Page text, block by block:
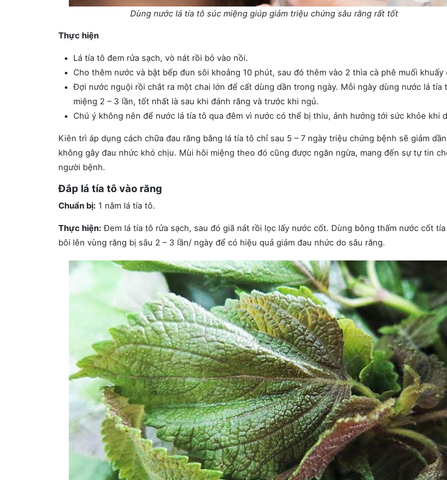
Dùng nước lá tía tô súc miệng giúp giảm triệu chứng sâu răng rất tốt
Thực hiện
Lá tía tô đem rửa sạch, vò nát rồi bỏ vào nồi.
Cho thêm nước và bật bếp đun sôi khoảng 10 phút, sau đó thêm vào 2 thìa cà phê muối khuấy
Đợi nước nguội rồi chắt ra một chai lớn để cất dùng dần trong ngày. Mỗi ngày dùng nước lá tía
miệng 2 – 3 lần, tốt nhất là sau khi đánh răng và trước khi ngủ.
Chú ý không nên để nước lá tía tô qua đêm vì nước có thể bị thiu, ảnh hưởng tới sức khỏe khi
Kiên trì áp dụng cách chữa đau răng bằng lá tía tô chỉ sau 5 – 7 ngày triệu chứng bệnh sẽ giảm
không gây đau nhức khó chịu. Mùi hôi miệng theo đó cũng được ngăn ngừa, mang đến sự tự tin
người bệnh.
Đắp lá tía tô vào răng
Chuẩn bị: 1 nắm lá tía tô.
Thực hiện: Đem lá tía tô rửa sạch, sau đó giã nát rồi lọc lấy nước cốt. Dùng bông thấm nước cốt
bôi lên vùng răng bị sâu 2 – 3 lần/ ngày để có hiệu quả giảm đau nhức do sâu răng.